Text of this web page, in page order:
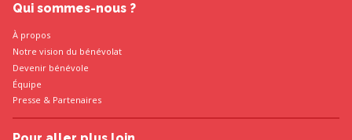
Qui sommes-nous ?
À propos
Notre vision du bénévolat
Devenir bénévole
Équipe
Presse & Partenaires